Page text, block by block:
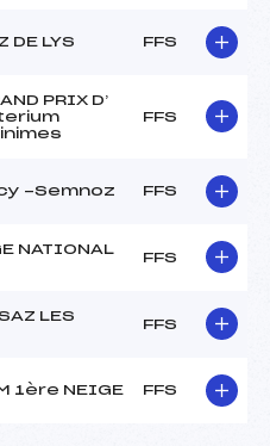
DE LYS FFS
PRIX D’
FFS
-Semnoz FFS
NATIONAL
FFS
LES
FFS
1ère NEIGE FFS